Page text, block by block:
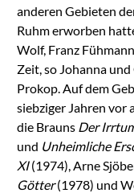
anderen Gebieten
Ruhm erworben
Wolf, Franz
Zeit, so Johanna
Prokop. Auf dem
siebziger Jahren vor
die Brauns Der
und Unheimliche
XI(1974), Arne
Götter(1978) und